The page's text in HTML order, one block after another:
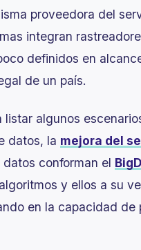
proveedora del
integran
definidos en
de un país.
algunos
datos, la mejora del
conforman el
y ellos a su
en la capacidad